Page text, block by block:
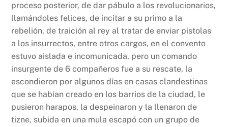
proceso posterior, de dar pábulo a los revolucionarios,
llamándoles felices, de incitar a su primo a la
rebelión, de traición al rey al tratar de enviar pistolas
a los insurrectos, entre otros cargos, en el convento
estuvo aislada e incomunicada, pero un comando
insurgente de 6 compañeros fue a su rescate, la
escondieron por algunos días en casas clandestinas
que se habían creado en los barrios de la ciudad, le
pusieron harapos, la despeinaron y la llenaron de
tizne, subida en una mula escapó con un grupo de